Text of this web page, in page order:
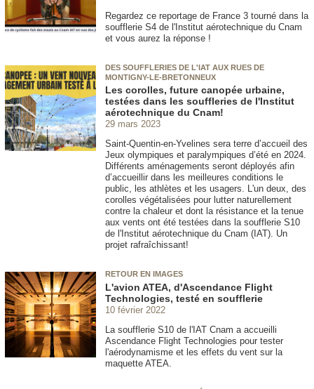
Regardez ce reportage de France 3 tourné dans la
soufflerie S4 de l'Institut aérotechnique du Cnam
et vous aurez la réponse !
DES SOUFFLERIES DE L'IAT AUX RUES DE
MONTIGNY-LE-BRETONNEUX
Les corolles, future canopée urbaine,
testées dans les souffleries de l'Institut
aérotechnique du Cnam!
29 mars 2023
Saint-Quentin-en-Yvelines sera terre d’accueil des
Jeux olympiques et paralympiques d’été en 2024.
Différents aménagements seront déployés afin
d’accueillir dans les meilleures conditions le
public, les athlètes et les usagers. L'un deux, des
corolles végétalisées pour lutter naturellement
contre la chaleur et dont la résistance et la tenue
aux vents ont été testées dans la soufflerie S10
de l'Institut aérotechnique du Cnam (IAT). Un
projet rafraîchissant!
RETOUR EN IMAGES
L'avion ATEA, d'Ascendance Flight
Technologies, testé en soufflerie
10 février 2022
La soufflerie S10 de l'IAT Cnam a accueilli
Ascendance Flight Technologies pour tester
l'aérodynamisme et les effets du vent sur la
maquette ATEA.